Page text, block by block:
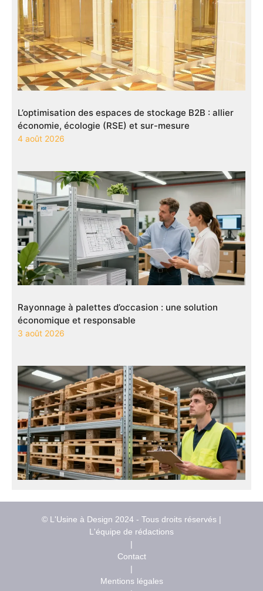
L’optimisation des espaces de stockage B2B : allier
économie, écologie (RSE) et sur-mesure
4 août 2026
Rayonnage à palettes d’occasion : une solution
économique et responsable
3 août 2026
© L'Usine à Design 2024 - Tous droits réservés |
L'équipe de rédactions
|
Contact
|
Mentions légales